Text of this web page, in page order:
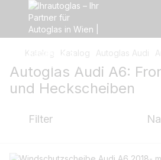
Katalog Katalog Autoglas Audi
Autoglas Audi A6:
und Heckscheiben
Filter